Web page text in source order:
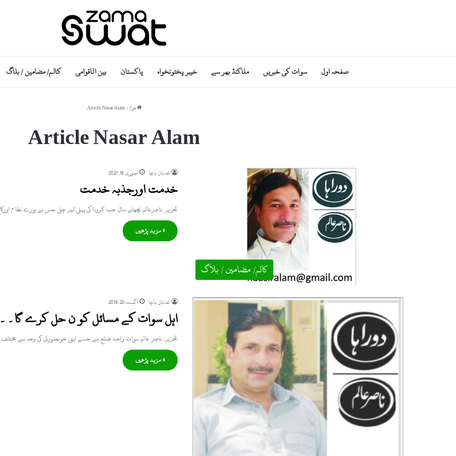
صفحہ اول سوات کی خبریں ملاکنڈ بھر سے خیبر پختونخواہ پاکستان بین الاقوامی کالم/ مضامین / بلاگ
ھوم /
Article Nasar Alam
Article Nasar Alam
کالم/ مضامین / بلاگ
عدنان باچا جنوری 16, 2021
خدمت اورجذبہ خدمت
تحریر :ناصرعالم پچھلے سال جب کرونا کی پہلی لہر چلی جس نے پورے نظا م
» مزید پڑھیں
عدنان باچا اگست 20, 2019
اہل سوات کے مسائل کو ن حل کرے
تحریر: ناصر عالم سوات واحد ضلع ہے جسے اپنی خوبصورتی کی وجہ سے
» مزید پڑھیں